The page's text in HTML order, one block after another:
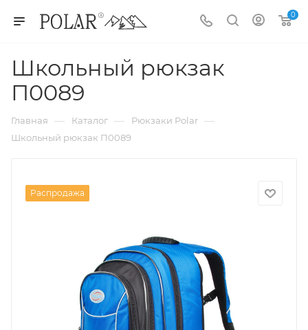
0
Школьный рюкзак
П0089
Главная — Каталог — Рюкзаки Polar —
Школьный рюкзак П0089
Распродажа